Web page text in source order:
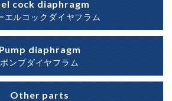
cock diaphragm
エルコックダイヤフラム
diaphragm
ポンプダイヤフラム
Other parts